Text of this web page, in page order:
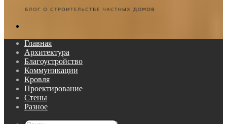
Главная
Архитектура
Благоустройство
Коммуникации
Кровля
Проектирование
Стены
Разное